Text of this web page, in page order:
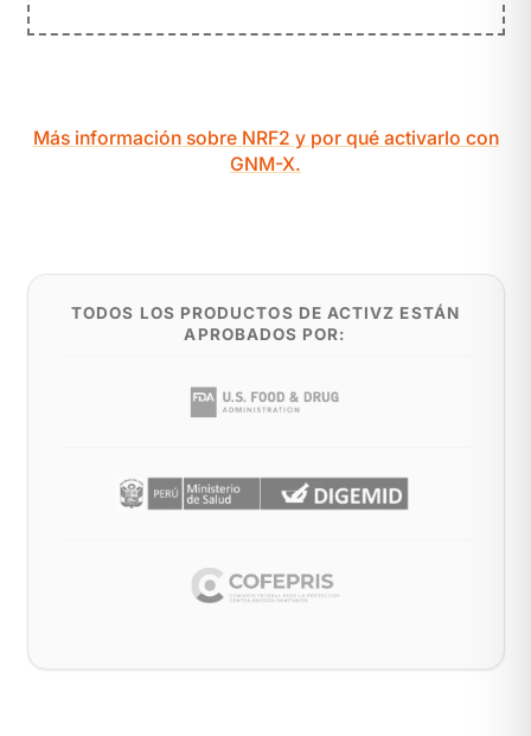
Más información sobre NRF2 y por qué activarlo con
GNM-X.
TODOS LOS PRODUCTOS DE ACTIVZ ESTÁN
APROBADOS POR: